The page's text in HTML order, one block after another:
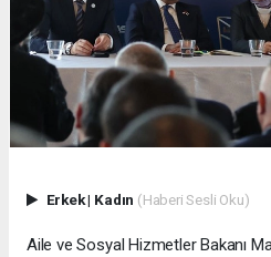
Erkek| Kadın (Haberi Sesli Oku)
Aile ve Sosyal Hizmetler Bakanı